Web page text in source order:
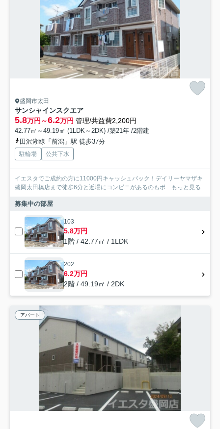
盛岡市太田
サンシャインスクエア
5.8万円～6.2万円 管理/共益費2,200円
42.77㎡～49.19㎡ (1LDK～2DK) /築21年 /2階建
田沢湖線「前潟」駅 徒歩37分
駐輪場 公共下水
イエスタでご成約の方に11000円キャッシュバック！デイリーヤマザキ
盛岡太田橋店まで徒歩6分と近場にコンビニがあるのもポ...
もっと見る
募集中の部屋
103
5.8万円
1階 / 42.77㎡ / 1LDK
202
6.2万円
2階 / 49.19㎡ / 2DK
アパート